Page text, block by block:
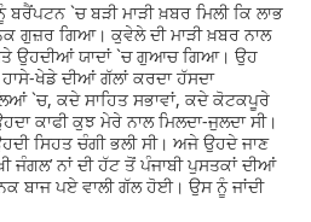
`ਚ ਬੜੀ ਮਾੜੀ ਖ਼ਬਰ ਮਿਲੀ ਕਿ ਲਾਭ
ਗੁਜ਼ਰ ਗਿਆ। ਕੁਵੇਲੇ ਦੀ ਮਾੜੀ ਖ਼ਬਰ ਨਾਲ
ਉਹਦੀਆਂ ਯਾਦਾਂ `ਚ ਗੁਆਚ ਗਿਆ। ਉਹ
ਖੇਡੇ ਦੀਆਂ ਗੱਲਾਂ ਕਰਦਾ ਹੱਸਦਾ
`ਚ, ਕਦੇ ਸਾਹਿਤ ਸਭਾਵਾਂ, ਕਦੇ ਕੋਟਕਪੂਰੇ
ਕਾਫੀ ਕੁਝ ਮੇਰੇ ਨਾਲ ਮਿਲਦਾ-ਜੁਲਦਾ ਸੀ।
ਸਿਹਤ ਚੰਗੀ ਭਲੀ ਸੀ। ਅਜੇ ਉਹਦੇ ਜਾਣ
ਜੰਗਲ’ ਨਾਂ ਦੀ ਹੱਟ ਤੋਂ ਪੰਜਾਬੀ ਪੁਸਤਕਾਂ ਦੀਆਂ
ਬਾਜ ਪਏ ਵਾਲੀ ਗੱਲ ਹੋਈ। ਉਸ ਨੂੰ ਜਾਂਦੀ